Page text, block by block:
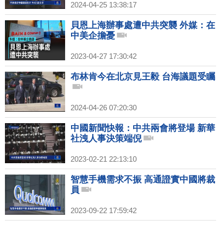
2024-04-25 13:38:17
貝恩上海辦事處遭中共突襲 外媒：在
中美企擔憂
2023-04-27 17:30:42
布林肯今在北京見王毅 台海議題受矚
2024-04-26 07:20:30
中國新聞快報：中共兩會將登場 新華
社洩人事決策端倪
2023-02-21 22:13:10
智慧手機需求不振 高通證實中國將裁
員
2023-09-22 17:59:42